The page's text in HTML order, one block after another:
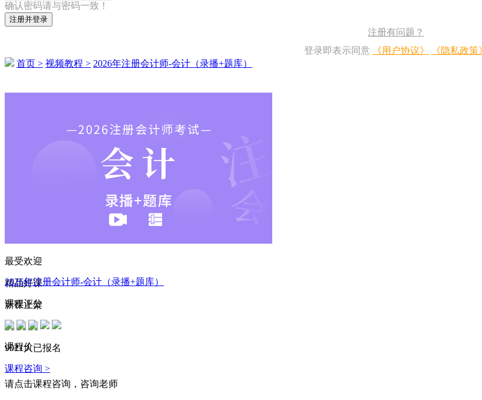
确认密码请与密码一致！
注册并登录
注册有问题？
登录即表示同意
《用户协议》
《隐私政策
首页 > 视频教程 > 2026年注册会计师-会计（录播+题库）
133****2167 刚刚购买了该课程
199****4815 刚刚购买了该课程
163****2458 刚刚购买了该课程
180****1512 刚刚购买了该课程
183****4118 刚刚购买了该课程
163****5276 刚刚购买了该课程
158****1867 刚刚购买了该课程
173****6596 刚刚购买了该课程
148****2091 刚刚购买了该课程
141****5798 刚刚购买了该课程
164****6207 刚刚购买了该课程
165****2260 刚刚购买了该课程
最受欢迎
精品好课
新课上架
9021人已报名
2026年注册会计师-会计（录播+题库）
课程评分
课程价
课程咨询 >
请点击课程咨询，咨询老师